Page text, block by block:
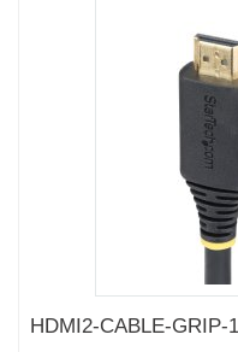
HDMI2-CABLE-GRIP-